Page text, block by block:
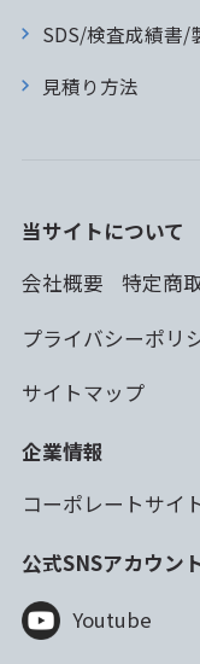
SDS/検査成績書/
見積り方法
当サイトについて
会社概要
特定商
プライバシーポリ
サイトマップ
企業情報
コーポレートサイ
公式SNSアカウン
Youtube